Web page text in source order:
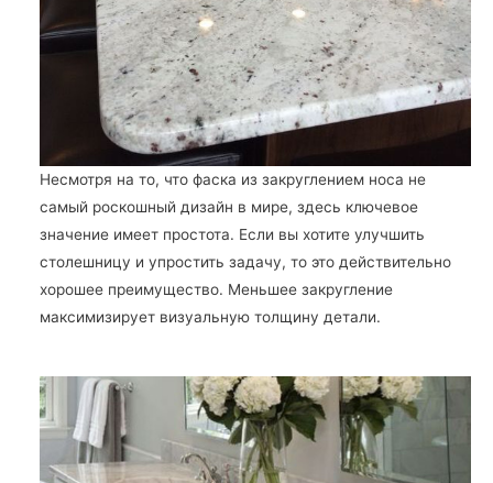
Несмотря на то, что фаска из закруглением носа не
самый роскошный дизайн в мире, здесь ключевое
значение имеет простота. Если вы хотите улучшить
столешницу и упростить задачу, то это действительно
хорошее преимущество. Меньшее закругление
максимизирует визуальную толщину детали.